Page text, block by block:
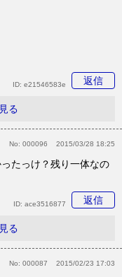
返信
ID: e21546583e
る
No: 000096 2015/03/28 18:25
たっけ？残り一体なの
返信
ID: ace3516877
る
No: 000087 2015/02/23 17:03